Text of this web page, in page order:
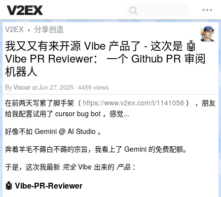
V2EX › 分享创造
我又又有来开源 Vibe 产品了 - 这次是 🤖
Vibe PR Reviewer： 一个 Github PR 审阅
机器人
ByVisoarat Jun 27, 2025 · 4456 views
在前两天写累了脚手架（ https://www.v2ex.com/t/1141058 ） ，朋友
给我配置试用了 cursor bug bot ，感觉...
好像不如 Gemini @ AI Studio 。
奔着羊毛不薅白不薅的宗旨，我看上了 Gemini 的免费配额。
于是，这次我最新 完全Vibe 出来的 产品 ：
🤖 Vibe-PR-Reviewer